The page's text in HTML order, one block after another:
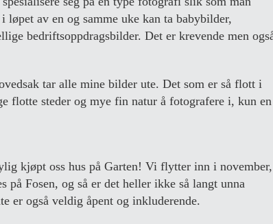
av en og samme uke kan ta babybilder,
bedriftsoppdragsbilder. Det er krevende men
tar alle mine bilder ute. Det som er så flott i
flotte steder og mye fin natur å fotografere i, kun en
kjøpt oss hus på Garten! Vi flytter inn i november,
Fosen, og så er det heller ikke så langt unna
er også veldig åpent og inkluderende.